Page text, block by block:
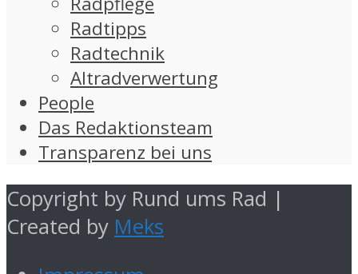
Radtipps
Radtechnik
Altradverwertung
People
Das Redaktionsteam
Transparenz bei uns
Copyright by Rund ums Rad |
Created by Meks